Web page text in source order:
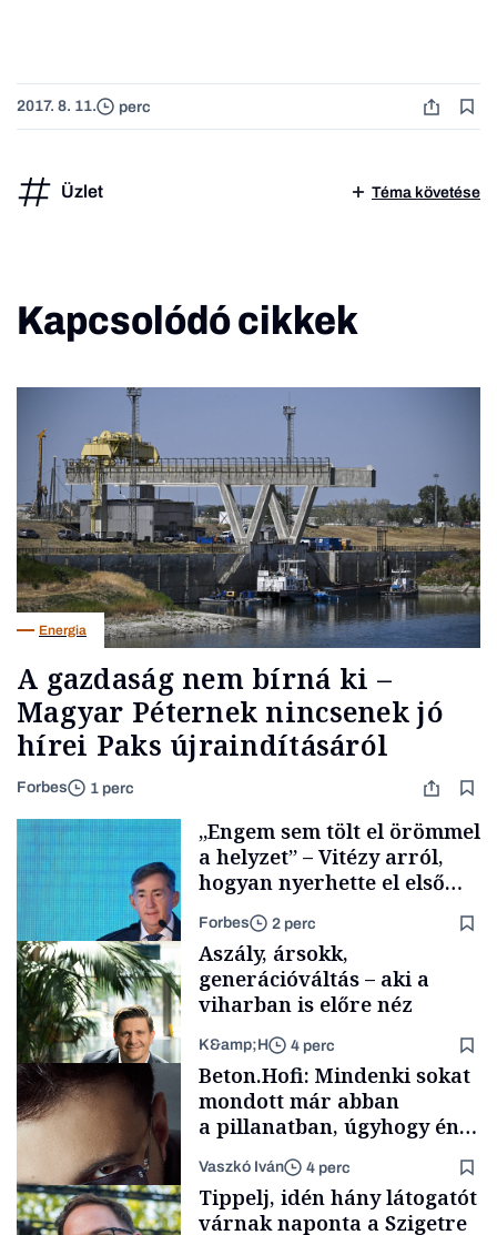
2017. 8. 11. perc
Üzlet Téma követése
Kapcsolódó cikkek
Energia
A gazdaság nem bírná ki –
Magyar Péternek nincsenek jó
hírei Paks újraindításáról
Forbes 1 perc
Elszámoltatás
„Engem sem tölt el örömmel
a helyzet” – Vitézy arról,
hogyan nyerhette el első
tenderét Mészárosék cége a
Tisza-kormány alatt
Forbes 2 perc
TÁMOGATÓI
TARTALOM
Aszály, ársokk,
generációváltás – aki a
viharban is előre néz
K&amp;H 4 perc
Beton.Hofi: Mindenki sokat
mondott már abban
a pillanatban, úgyhogy én
a legsarkosabb
gondolataimat akartam
kimondani
Vaszkó Iván 4 perc
Tippelj, idén hány látogatót
várnak naponta a Szigetre